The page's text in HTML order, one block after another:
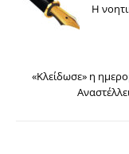
Η
«Κλείδωσε» η